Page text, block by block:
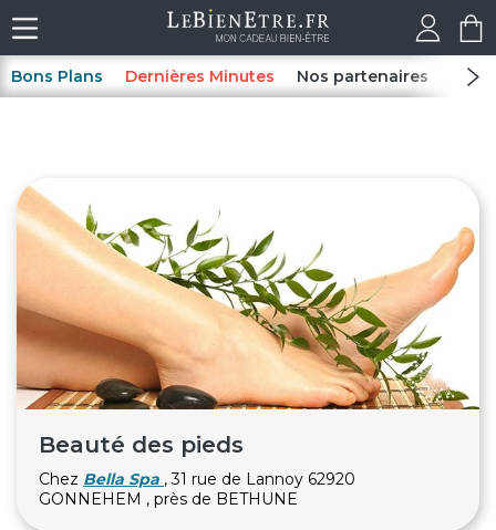
Bons Plans Dernières Minutes Nos partenaires Spas
Beauté des pieds
Chez Bella Spa , 31 rue de Lannoy 62920
GONNEHEM , près de BETHUNE